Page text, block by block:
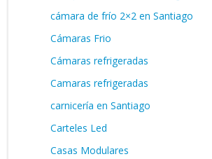
cámara de frío 2×2 en Santiago
Cámaras Frio
Cámaras refrigeradas
Camaras refrigeradas
carnicería en Santiago
Carteles Led
Casas Modulares